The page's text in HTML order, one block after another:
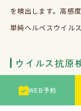
を検出します。高感
単純ヘルペスウイル
ウイルス抗原
ウイルスの特定のタ
WEB予約